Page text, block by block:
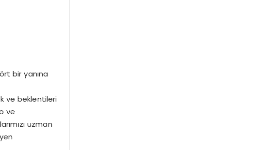
bir yanına
ve beklentileri
ve
uzman